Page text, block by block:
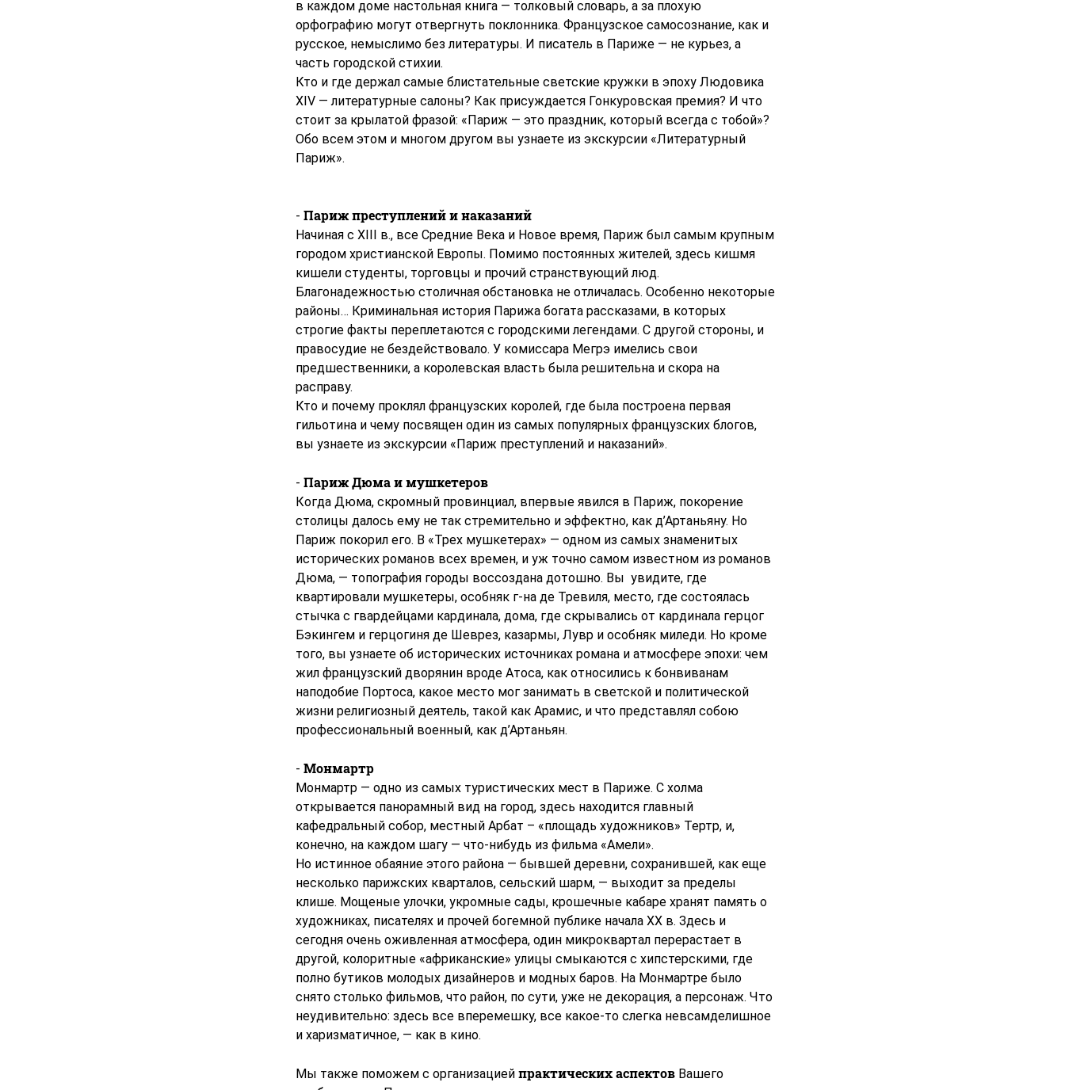
в каждом доме настольная книга — толковый словарь, а за плохую
орфографию могут отвергнуть поклонника. Французское самосознание, как и
русское, немыслимо без литературы. И писатель в Париже — не курьез, а
часть городской стихии.
Кто и где держал самые блистательные светские кружки в эпоху Людовика
XIV — литературные салоны? Как присуждается Гонкуровская премия? И что
стоит за крылатой фразой: «Париж — это праздник, который всегда с тобой»?
Обо всем этом и многом другом вы узнаете из экскурсии «Литературный
Париж».
- Париж преступлений и наказаний
Начиная с XIII в., все Средние Века и Новое время, Париж был самым крупным
городом христианской Европы. Помимо постоянных жителей, здесь кишмя
кишели студенты, торговцы и прочий странствующий люд.
Благонадежностью столичная обстановка не отличалась. Особенно некоторые
районы… Криминальная история Парижа богата рассказами, в которых
строгие факты переплетаются с городскими легендами. С другой стороны, и
правосудие не бездействовало. У комиссара Мегрэ имелись свои
предшественники, а королевская власть была решительна и скора на
расправу.
Кто и почему проклял французских королей, где была построена первая
гильотина и чему посвящен один из самых популярных французских блогов,
вы узнаете из экскурсии «Париж преступлений и наказаний».
- Париж Дюма и мушкетеров
Когда Дюма, скромный провинциал, впервые явился в Париж, покорение
столицы далось ему не так стремительно и эффектно, как д’Артаньяну. Но
Париж покорил его. В «Трех мушкетерах» — одном из самых знаменитых
исторических романов всех времен, и уж точно самом известном из романов
Дюма, — топография городы воссоздана дотошно. Вы увидите, где
квартировали мушкетеры, особняк г-на де Тревиля, место, где состоялась
стычка с гвардейцами кардинала, дома, где скрывались от кардинала герцог
Бэкингем и герцогиня де Шеврез, казармы, Лувр и особняк миледи. Но кроме
того, вы узнаете об исторических источниках романа и атмосфере эпохи: чем
жил французский дворянин вроде Атоса, как относились к бонвиванам
наподобие Портоса, какое место мог занимать в светской и политической
жизни религиозный деятель, такой как Арамис, и что представлял собою
профессиональный военный, как д’Артаньян.
- Монмартр
Монмартр — одно из самых туристических мест в Париже. С холма
открывается панорамный вид на город, здесь находится главный
кафедральный собор, местный Арбат – «площадь художников» Тертр, и,
конечно, на каждом шагу — что-нибудь из фильма «Амели».
Но истинное обаяние этого района — бывшей деревни, сохранившей, как еще
несколько парижских кварталов, сельский шарм, — выходит за пределы
клише. Мощеные улочки, укромные сады, крошечные кабаре хранят память о
художниках, писателях и прочей богемной публике начала XX в. Здесь и
сегодня очень оживленная атмосфера, один микроквартал перерастает в
другой, колоритные «африканские» улицы смыкаются с хипстерскими, где
полно бутиков молодых дизайнеров и модных баров. На Монмартре было
снято столько фильмов, что район, по сути, уже не декорация, а персонаж. Что
неудивительно: здесь все вперемешку, все какое-то слегка невсамделишное
и харизматичное, — как в кино.
Мы также поможем с организацией практических аспектов Вашего